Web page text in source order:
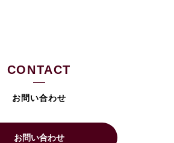
CONTACT
お問い合わせ
お問い合わせ